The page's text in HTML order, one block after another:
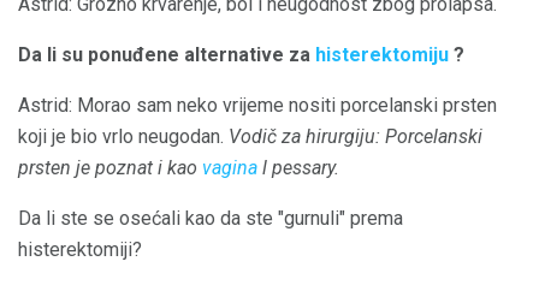
Da li su ponuđene alternative za histerektomiju ?
Astrid: Morao sam neko vrijeme nositi porcelanski prsten
koji je bio vrlo neugodan. Vodič za hirurgiju: Porcelanski
prsten je poznat i kao vagina l pessary.
Da li ste se osećali kao da ste "gurnuli" prema
histerektomiji?